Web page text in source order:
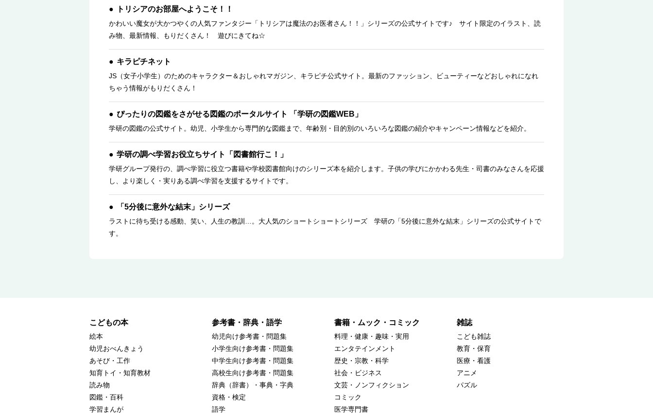
トリシアのお部屋へようこそ！！
かわいい魔女が大かつやくの人気ファンタジー「トリシアは魔法のお医者さん！！」シリーズの公式サイトです♪ サイト限定のイラスト、読
み物、最新情報、もりだくさん！ 遊びにきてね☆
キラピチネット
JS（女子小学生）のためのキャラクター＆おしゃれマガジン、キラピチ公式サイト。最新のファッション、ビューティーなどおしゃれになれ
ちゃう情報がもりだくさん！
ぴったりの図鑑をさがせる図鑑のポータルサイト 「学研の図鑑WEB」
学研の図鑑の公式サイト。幼児、小学生から専門的な図鑑まで、年齢別・目的別のいろいろな図鑑の紹介やキャンペーン情報などを紹介。
学研の調べ学習お役立ちサイト「図書館行こ！」
学研グループ発行の、調べ学習に役立つ書籍や学校図書館向けのシリーズ本を紹介します。子供の学びにかかわる先生・司書のみなさんを応援
し、より楽しく・実りある調べ学習を支援するサイトです。
「5分後に意外な結末」シリーズ
ラストに待ち受ける感動、笑い、人生の教訓…。大人気のショートショートシリーズ 学研の「5分後に意外な結末」シリーズの公式サイトで
す。
こどもの本
絵本
幼児おべんきょう
あそび・工作
知育トイ・知育教材
読み物
図鑑・百科
学習まんが
参考書・辞典・語学
幼児向け参考書・問題集
小学生向け参考書・問題集
中学生向け参考書・問題集
高校生向け参考書・問題集
辞典（辞書）・事典・字典
資格・検定
語学
書籍・ムック・コミック
料理・健康・趣味・実用
エンタテインメント
歴史・宗教・科学
社会・ビジネス
文芸・ノンフィクション
コミック
医学専門書
雑誌
こども雑誌
教育・保育
医療・看護
アニメ
パズル